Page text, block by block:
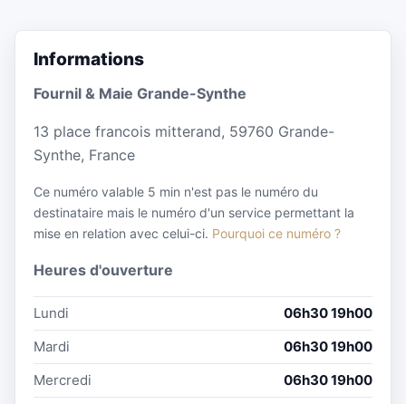
Informations
Fournil & Maie Grande-Synthe
13 place francois mitterand, 59760 Grande-
Synthe, France
Ce numéro valable 5 min n'est pas le numéro du
destinataire mais le numéro d'un service permettant la
mise en relation avec celui-ci. Pourquoi ce numéro ?
Heures d'ouverture
Lundi
06h30 19h00
Mardi
06h30 19h00
Mercredi
06h30 19h00